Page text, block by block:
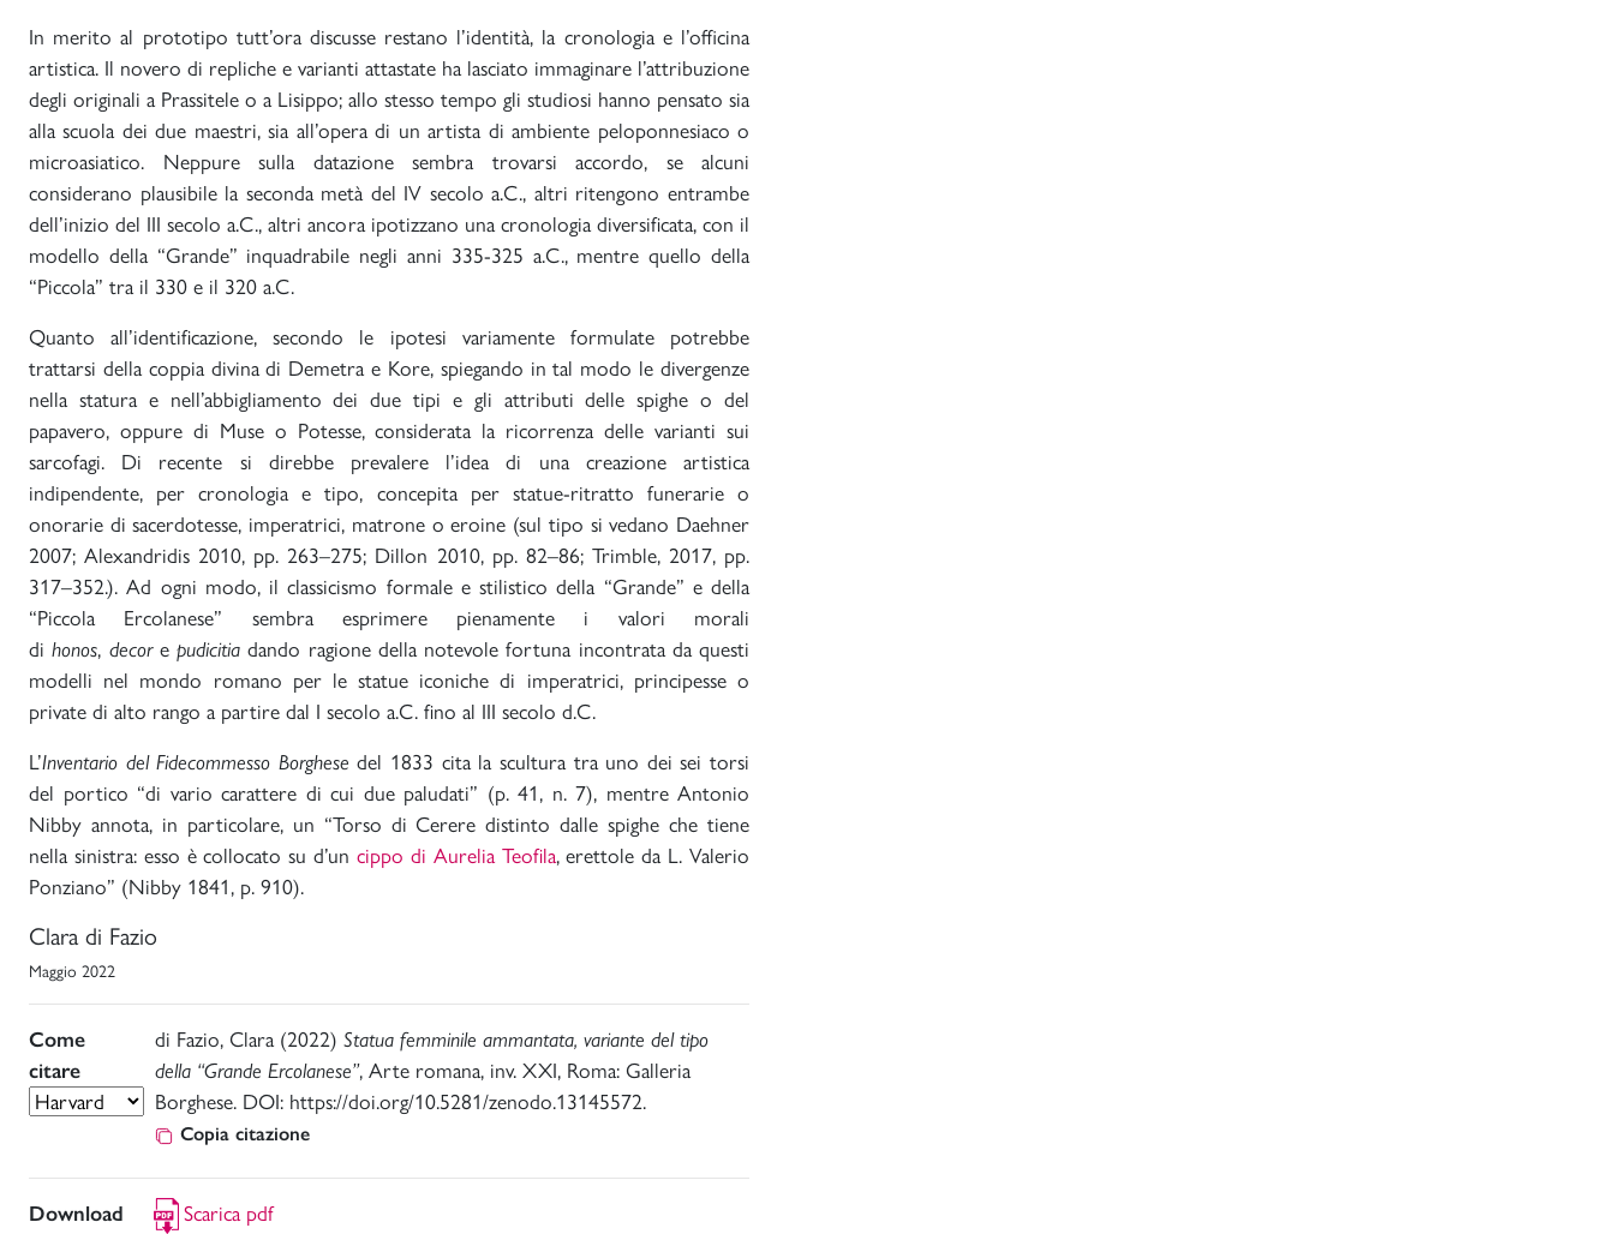
In merito al prototipo tutt’ora discusse restano l’identità, la cronologia e l’officina
artistica. Il novero di repliche e varianti attastate ha lasciato immaginare l’attribuzione
degli originali a Prassitele o a Lisippo; allo stesso tempo gli studiosi hanno pensato sia
alla scuola dei due maestri, sia all’opera di un artista di ambiente peloponnesiaco o
microasiatico. Neppure sulla datazione sembra trovarsi accordo, se alcuni
considerano plausibile la seconda metà del IV secolo a.C., altri ritengono entrambe
dell’inizio del III secolo a.C., altri ancora ipotizzano una cronologia diversificata, con il
modello della “Grande” inquadrabile negli anni 335-325 a.C., mentre quello della
“Piccola” tra il 330 e il 320 a.C.
Quanto all’identificazione, secondo le ipotesi variamente formulate potrebbe
trattarsi della coppia divina di Demetra e Kore, spiegando in tal modo le divergenze
nella statura e nell’abbigliamento dei due tipi e gli attributi delle spighe o del
papavero, oppure di Muse o Potesse, considerata la ricorrenza delle varianti sui
sarcofagi. Di recente si direbbe prevalere l’idea di una creazione artistica
indipendente, per cronologia e tipo, concepita per statue-ritratto funerarie o
onorarie di sacerdotesse, imperatrici, matrone o eroine (sul tipo si vedano Daehner
2007; Alexandridis 2010, pp. 263–275; Dillon 2010, pp. 82–86; Trimble, 2017, pp.
317–352.). Ad ogni modo, il classicismo formale e stilistico della “Grande” e della
“Piccola Ercolanese” sembra esprimere pienamente i valori morali
dihonos, decore pudicitia dando ragione della notevole fortuna incontrata da questi
modelli nel mondo romano per le statue iconiche di imperatrici, principesse o
private di alto rango a partire dal I secolo a.C. fino al III secolo d.C.
L’Inventario del Fidecommesso Borghesedel 1833 cita la scultura tra uno dei sei torsi
del portico “di vario carattere di cui due paludati” (p. 41, n. 7), mentre Antonio
Nibby annota, in particolare, un “Torso di Cerere distinto dalle spighe che tiene
nella sinistra: esso è collocato su d’un cippo di Aurelia Teofila, erettole da L. Valerio
Ponziano” (Nibby 1841, p. 910).
Clara di Fazio
Maggio 2022
Come
citare
di Fazio, Clara (2022) Statua femminile ammantata, variante del tipo
della “Grande Ercolanese”, Arte romana, inv. XXI, Roma: Galleria
Borghese. DOI: https://doi.org/10.5281/zenodo.13145572.
Copia citazione
Download Scarica pdf